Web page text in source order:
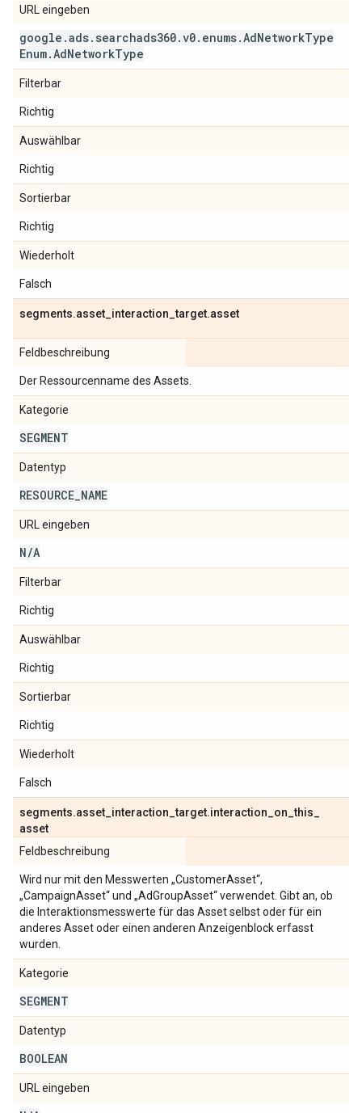
URL eingeben
google .ads. searchads360.v0. enums.AdNetworkType
Enum.AdNetworkType
Filterbar
Richtig
Auswählbar
Richtig
Sortierbar
Richtig
Wiederholt
Falsch
segments.asset interaction _target.asset
Feldbeschreibung
Der Ressourcenname des Assets.
Kategorie
SEGMENT
Datentyp
RESOURCE NAME
URL eingeben
N/A
Filterbar
Richtig
Auswählbar
Richtig
Sortierbar
Richtig
Wiederholt
Falsch
segments.asset interaction _target.interaction on _this
asset
Feldbeschreibung
Wird nur mit den Messwerten „CustomerAsset“,
„CampaignAsset“ und „AdGroupAsset“ verwendet. Gibt an, ob
die Interaktionsmesswerte für das Asset selbst oder für ein
anderes Asset oder einen anderen Anzeigenblock erfasst
wurden.
Kategorie
SEGMENT
Datentyp
BOOLEAN
URL eingeben